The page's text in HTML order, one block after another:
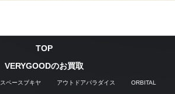
TOP
VERYGOODのお買取
スペースブキヤ アウトドアパラダイス ORBITAL